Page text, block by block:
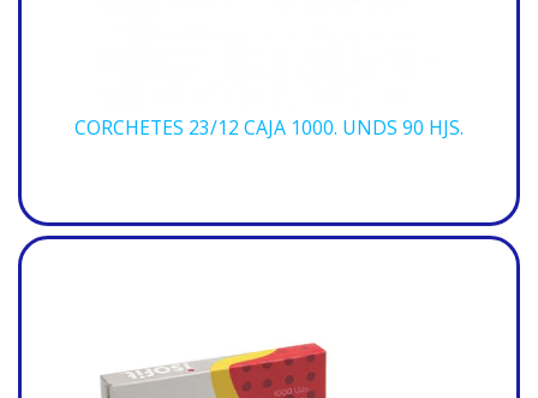
CORCHETES 23/12 CAJA 1000. UNDS 90 HJS.